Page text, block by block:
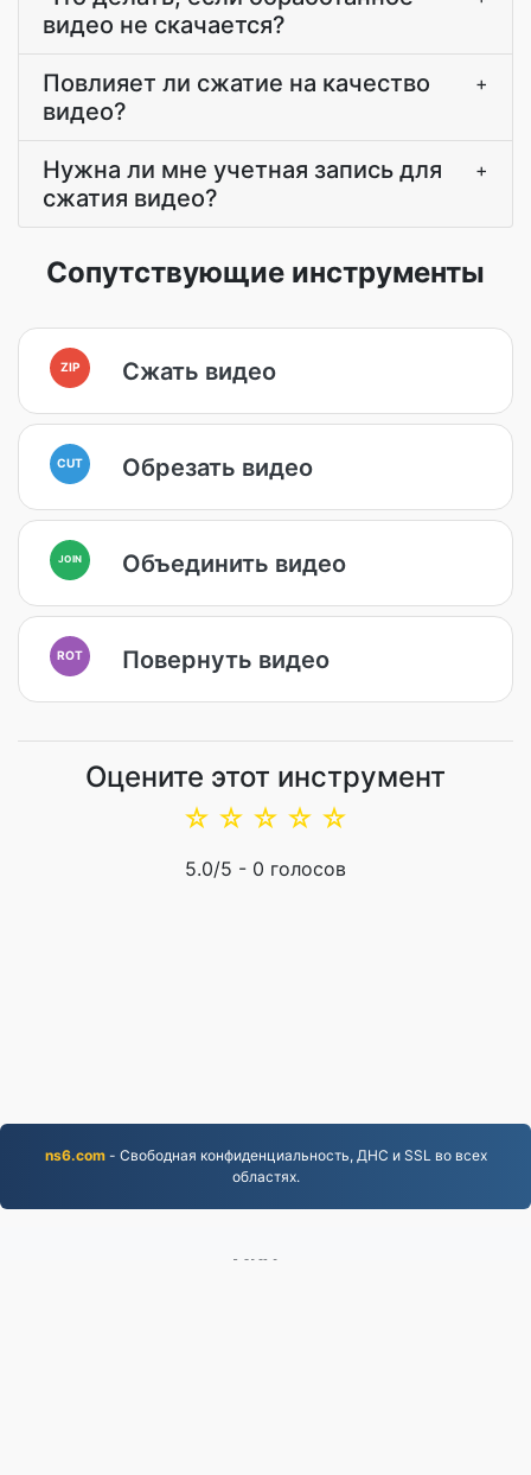
видео не скачается?
Повлияет ли сжатие на качество
видео?
+
Нужна ли мне учетная запись для
сжатия видео?
+
Сопутствующие инструменты
ZIP Сжать видео
CUT Обрезать видео
JOIN Объединить видео
ROT Повернуть видео
Оцените этот инструмент
☆
☆
☆
☆
☆
5.0/5 - 0 голосов
ns6.com- Свободная конфиденциальность, ДНС и SSL во всех
областях.
MKV.to